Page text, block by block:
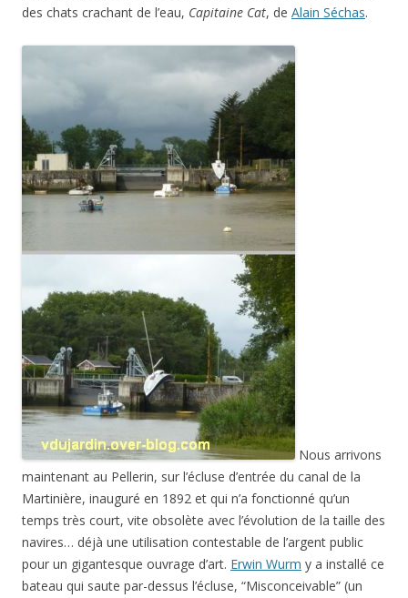
des chats crachant de l’eau, Capitaine Cat, de Alain Séchas.
Nous arrivons
maintenant au Pellerin, sur l’écluse d’entrée du canal de la
Martinière, inauguré en 1892 et qui n’a fonctionné qu’un
temps très court, vite obsolète avec l’évolution de la taille des
navires… déjà une utilisation contestable de l’argent public
pour un gigantesque ouvrage d’art. Erwin Wurm y a installé ce
bateau qui saute par-dessus l’écluse, “Misconceivable” (un